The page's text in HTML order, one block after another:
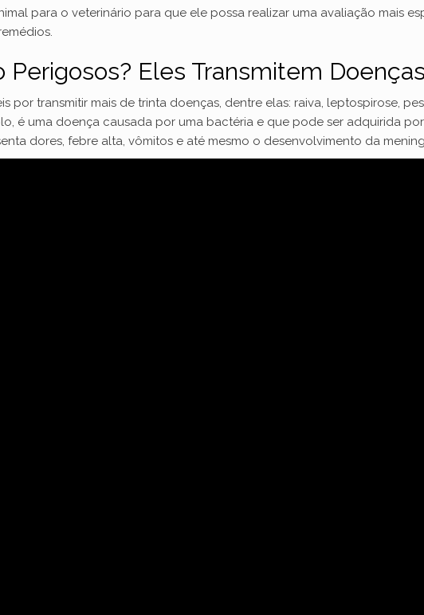
e
o
para o veterinário para que ele possa realizar uma avaliação mais
Perigosos? Eles Transmitem
por transmitir mais de trinta doenças, dentre elas: raiva, leptospirose,
é uma doença causada por uma bactéria e que pode ser adquirida
dores, febre alta, vômitos e até mesmo o desenvolvimento da